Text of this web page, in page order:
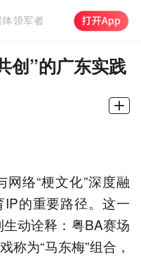
创”的广东实践
络“梗文化”深度融
的重要路径。这一
动诠释：粤BA赛场
称为“马东梅”组合，